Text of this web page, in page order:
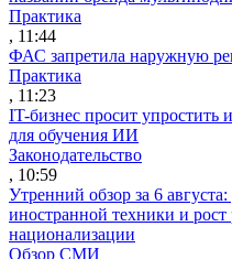
Практика
, 11:44
ФАС запретила наружную
Практика
, 11:23
IT-бизнес просит упростить
для обучения ИИ
Законодательство
, 10:59
Утренний обзор за 6
иностранной техники и
национализации
Обзор СМИ